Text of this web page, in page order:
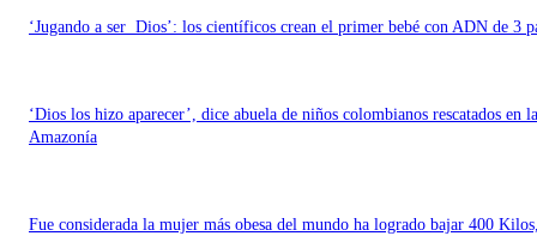
‘Jugando a ser Dios’: los científicos crean el primer bebé con ADN de 3
‘Dios los hizo aparecer’, dice abuela de niños colombianos rescatados en la
Amazonía
Fue considerada la mujer más obesa del mundo ha logrado bajar 400